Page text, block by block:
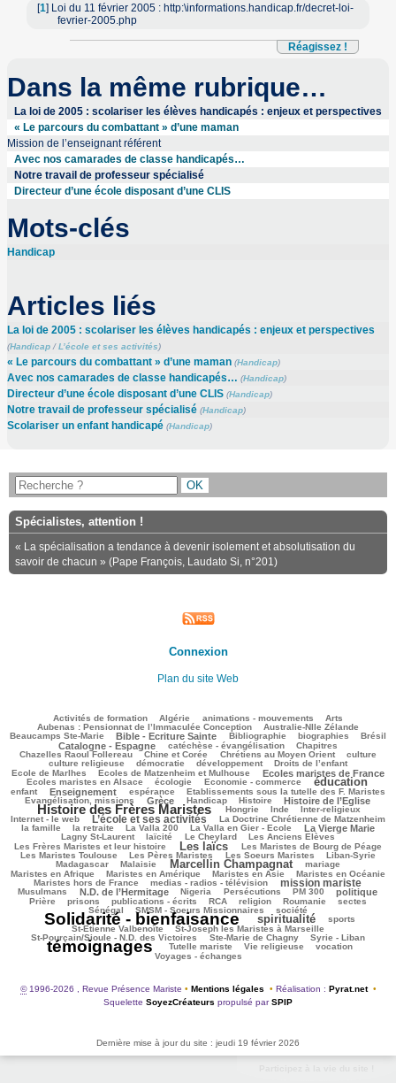
[1] Loi du 11 février 2005 : http:\informations.handicap.fr/decret-loi-
fevrier-2005.php
Réagissez !
Dans la même rubrique…
La loi de 2005 : scolariser les élèves handicapés : enjeux et perspectives
« Le parcours du combattant » d’une maman
Mission de l’enseignant référent
Avec nos camarades de classe handicapés…
Notre travail de professeur spécialisé
Directeur d’une école disposant d’une CLIS
Mots-clés
Handicap
Articles liés
La loi de 2005 : scolariser les élèves handicapés : enjeux et perspectives
(Handicap/L’école et ses activités)
« Le parcours du combattant » d’une maman (Handicap)
Avec nos camarades de classe handicapés… (Handicap)
Directeur d’une école disposant d’une CLIS (Handicap)
Notre travail de professeur spécialisé (Handicap)
Scolariser un enfant handicapé (Handicap)
Spécialistes, attention !
« La spécialisation a tendance à devenir isolement et absolutisation du
savoir de chacun » (Pape François, Laudato Si, n°201)
Connexion
Plan du site Web
Activités de formation Algérie animations - mouvements Arts
Aubenas : Pensionnat de l’Immaculée Conception
54/3257 Australie-Nlle Zélande
93/3257
Beaucamps Ste-Marie
738/3257 Bible - Ecriture Sainte
57/3257 Bibliographie
593/3257 biographies
119/3257 Brésil
1001/3257
Catalogne - Espagne catéchèse - évangélisation Chapitres
Chazelles Raoul Follereau
113/3257 Chine et Corée
315/3257 Chrétiens au Moyen Orient
434/3257 culture
37/3257
culture religieuse
démocratie développement Droits de l’enfant
Ecole de Marlhes
148/3257 Ecoles de Matzenheim et Mulhouse
999/3257 Ecoles maristes de France
294/3257
Ecoles maristes en Alsace
619/3257 écologie
102/3257 Economie - commerce
1719/3257 éducation
118/3257
enfant
912/3257 Enseignement
213/3257 espérance
67/3257 Etablissements sous la tutelle des F. Maristes
261/3257
Evangélisation, missions
733/3257 Grèce
72/3257 Handicap
328/3257 Histoire
939/3257 Histoire de l’Eglise
2057/3257
Histoire des Frères Maristes
156/3257 Hongrie Inde
166/3257 Inter-religieux
180/3257
Internet - le web
1235/3257 L’école et ses activités
49/3257 La Doctrine Chrétienne de Matzenheim
348/3257
la famille
112/3257 la retraite
72/3257 La Valla 200
98/3257 La Valla en Gier - Ecole
784/3257 La Vierge Marie
486/3257
Lagny St-Laurent
laïcité Le Cheylard Les Anciens Elèves
Les Frères Maristes et leur histoire
1692/3257 Les laïcs
505/3257 Les Maristes de Bourg de Péage
253/3257
Les Maristes Toulouse
587/3257 Les Pères Maristes
459/3257 Les Soeurs Maristes
143/3257 Liban-Syrie
216/3257
Madagascar
Malaisie Marcellin Champagnat mariage
Maristes en Afrique
476/3257 Maristes en Amérique
340/3257 Maristes en Asie
76/3257 Maristes en Océanie
499/3257
Maristes hors de France
297/3257 medias - radios - télévision
1226/3257 mission mariste
90/3257
Musulmans
1013/3257 N.D. de l’Hermitage
56/3257 Nigeria
179/3257 Persécutions
181/3257 PM 300
772/3257 politique
215/3257
Prière
124/3257 prisons
317/3257 publications - écrits
172/3257 RCA
280/3257 religion
46/3257 Roumanie
43/3257 sectes
67/3257
Sénégal
SMSM - Soeurs Missionnaires société
Solidarité - bienfaisance
1701/3257 spiritualité sports
St-Etienne Valbenoîte
St-Joseph les Maristes à Marseille
St-Pourçain/Sioule - N.D. des Victoires
54/3257 Ste-Marie de Chagny
37/3257 Syrie - Liban
3257/3257
témoignages Tutelle mariste Vie religieuse vocation
Voyages - échanges
©1996-2026 , Revue Présence Mariste • Mentions légales • Réalisation : Pyrat.net •
Squelette SoyezCréateurs propulsé parSPIP
Dernière mise à jour du site : jeudi 19 février 2026